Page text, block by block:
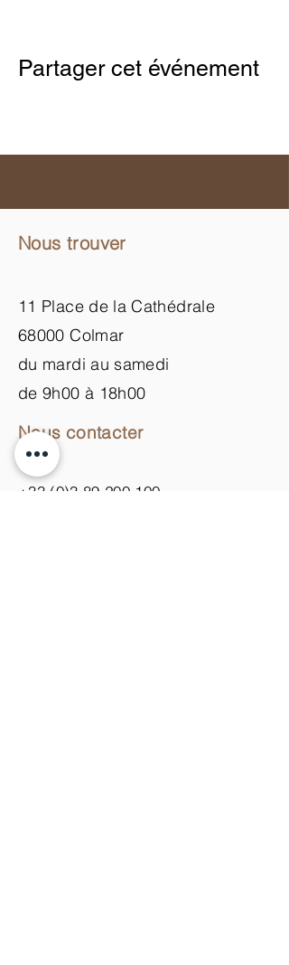
Partager cet événement
Nous trouver
11 Place de la Cathédrale
68000 Colmar
du mardi au samedi
de 9h00 à 18h00
Nous contacter
+33 (0)3 89 200 100​